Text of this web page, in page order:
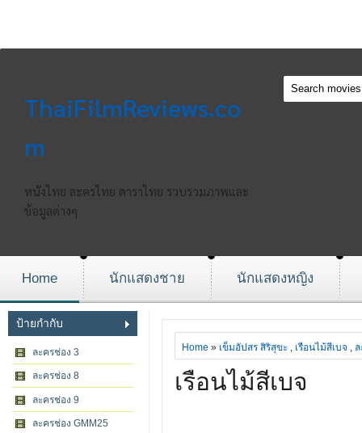
ThaiFilmReviews.co
m
หนังไทย ละครไทย ดาราไทย รวบรวมภาพและ
ข้อมูลต่างๆ
Home นักแสดงชาย นักแสดงหญิง
ป้ายกำกับ
ละครช่อง 3
ละครช่อง 8
ละครช่อง 9
ละครช่อง GMM25
Home » เข็มอัปสร สิริสุขะ , เรือนไม้สีเบจ ,
เรือนไม้สีเบจ